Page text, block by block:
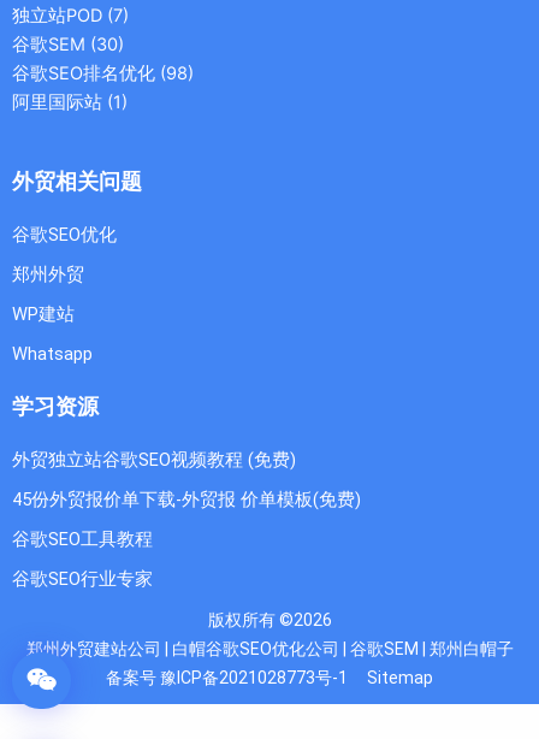
独立站POD (7)
谷歌SEM (30)
谷歌SEO排名优化 (98)
阿里国际站 (1)
外贸相关问题
谷歌SEO优化
郑州外贸
WP建站
Whatsapp
学习资源
外贸独立站谷歌SEO视频教程 (免费)
45份外贸报价单下载-外贸报 价单模板(免费)
谷歌SEO工具教程
谷歌SEO行业专家
版权所有 ©2026
郑州外贸建站公司 | 白帽谷歌SEO优化公司 | 谷歌SEM | 郑州白帽子
备案号 豫ICP备2021028773号-1
Sitemap